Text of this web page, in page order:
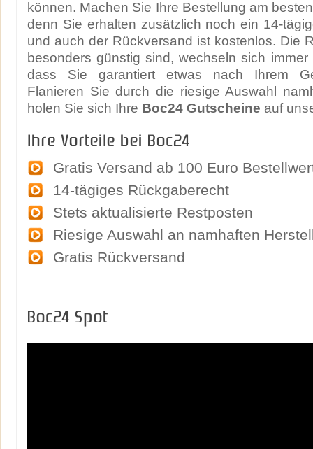
können. Machen Sie Ihre Bestellung am
denn Sie erhalten zusätzlich noch ein 14-
und auch der Rückversand ist kostenlos. Die
besonders günstig sind, wechseln sich
dass Sie garantiert etwas nach Ihrem
Flanieren Sie durch die riesige Auswahl
holen Sie sich Ihre Boc24 Gutscheine auf
Ihre Vorteile bei Boc24
Gratis Versand ab 100 Euro
14-tägiges Rückgaberecht
Stets aktualisierte Restposten
Riesige Auswahl an namhaften
Gratis Rückversand
Boc24 Spot